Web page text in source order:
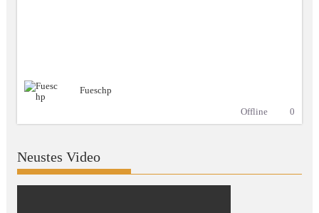
Fueschp
Offline
0
Neustes Video